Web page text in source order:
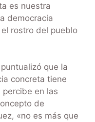
es nuestra
democracia
rostro del pueblo
que la
concreta tiene
percibe en las
de
«no es más que